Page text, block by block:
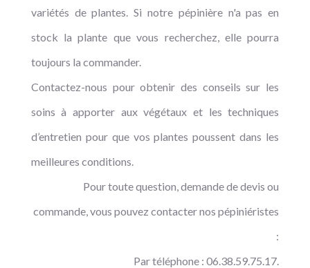
variétés de plantes. Si notre pépinière n'a pas en
stock la plante que vous recherchez, elle pourra
toujours la commander.
Contactez-nous pour obtenir des conseils sur les
soins à apporter aux végétaux et les techniques
d’entretien pour que vos plantes poussent dans les
meilleures conditions.
Pour toute question, demande de devis ou
commande, vous pouvez contacter nos pépiniéristes
:
Par téléphone : 06.38.59.75.17.